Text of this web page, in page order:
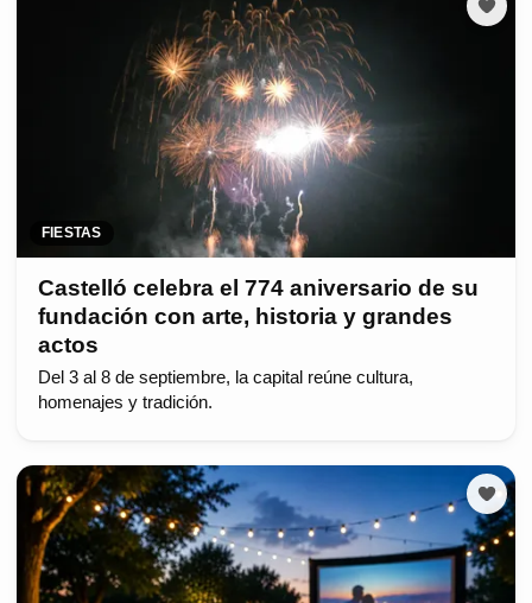
FIESTAS
Castelló celebra el 774 aniversario de su
fundación con arte, historia y grandes
actos
Del 3 al 8 de septiembre, la capital reúne cultura,
homenajes y tradición.